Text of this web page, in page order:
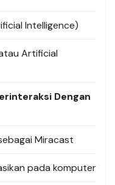
Intelligence)
Artificial
Dengan
Miracast
pada komputer